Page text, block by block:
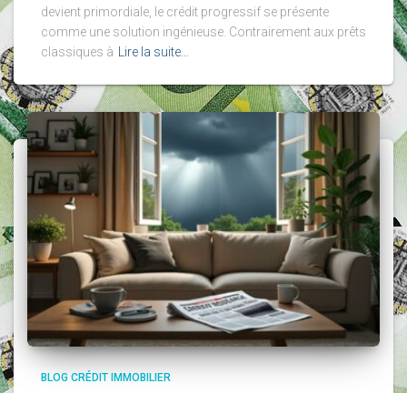
devient primordiale, le crédit progressif se présente
comme une solution ingénieuse. Contrairement aux prêts
classiques à Lire la suite…
BLOG CRÉDIT IMMOBILIER